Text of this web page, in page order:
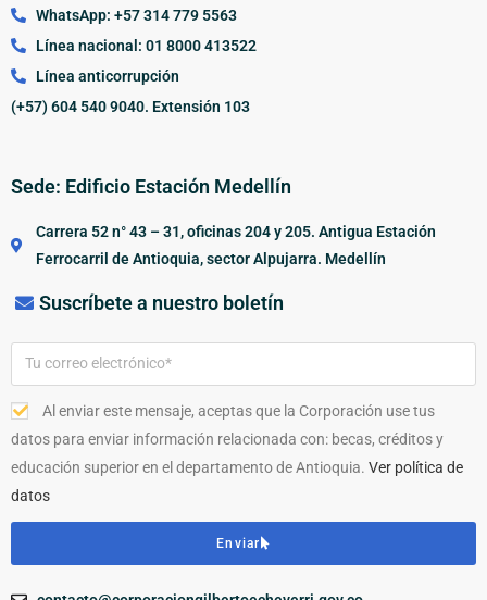
WhatsApp: +57 314 779 5563
Línea nacional: 01 8000 413522
Línea anticorrupción
(+57) 604 540 9040. Extensión 103
Sede: Edificio Estación Medellín
Carrera 52 n° 43 – 31, oficinas 204 y 205. Antigua Estación
Ferrocarril de Antioquia, sector Alpujarra. Medellín
Suscríbete a nuestro boletín
Al enviar este mensaje, aceptas que la Corporación use tus
datos para enviar información relacionada con: becas, créditos y
educación superior en el departamento de Antioquia. Ver política de
datos
Enviar